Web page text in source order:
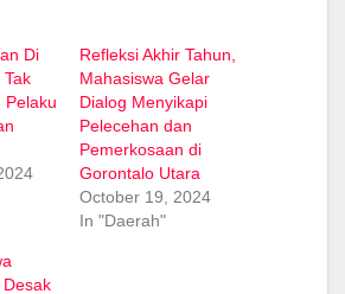
Di
Pelaku
Refleksi Akhir Tahun,
Mahasiswa Gelar
Dialog Menyikapi
Pelecehan dan
Pemerkosaan di
Gorontalo Utara
October 19, 2024
In "Daerah"
Desak